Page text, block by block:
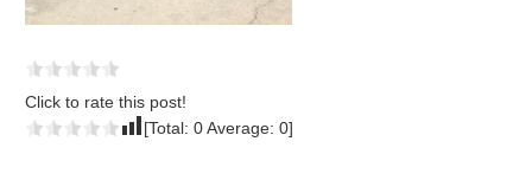
Click to rate this post!
[Total:0Average:0]